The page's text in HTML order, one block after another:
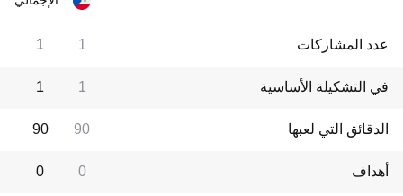
عدد المشاركات 1
1
في التشكيلة الأساسية 1
1
الدقائق التي لعبها 90
90
أهداف 0
0